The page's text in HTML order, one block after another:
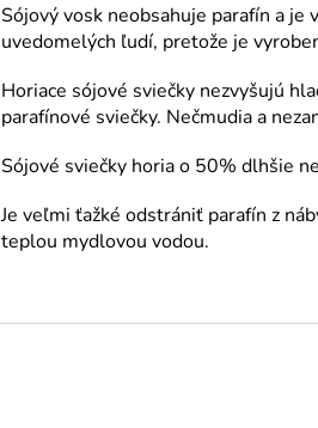
Sójový vosk neobsahuje parafín a
uvedomelých ľudí, pretože je
Horiace sójové sviečky nezvyšujú
parafínové sviečky. Nečmudia a
Sójové sviečky horia o 50% dlhšie
Je veľmi ťažké odstrániť parafín z
teplou mydlovou vodou.